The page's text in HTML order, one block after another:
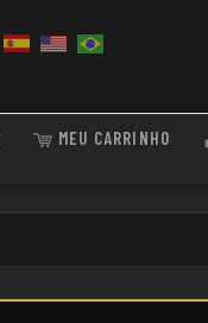
MEU CARRINHO